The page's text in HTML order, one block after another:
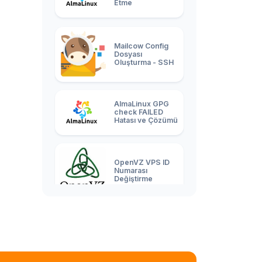
Etme
Mailcow Config
Dosyası
Oluşturma - SSH
AlmaLinux GPG
check FAILED
Hatası ve Çözümü
OpenVZ VPS ID
Numarası
Değiştirme